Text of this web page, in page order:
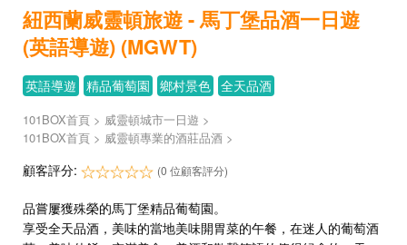
紐西蘭威靈頓旅遊 - 馬丁堡品酒一日遊
(英語導遊) (MGWT)
英語導遊 精品葡萄園 鄉村景色 全天品酒
101BOX首頁 > 威靈頓城市一日遊 >
101BOX首頁 > 威靈頓專業的酒莊品酒 >
顧客評分: (0 位顧客評分)
品嘗屢獲殊榮的馬丁堡精品葡萄園。
享受全天品酒，美味的當地美味開胃菜的午餐，在迷人的葡萄酒